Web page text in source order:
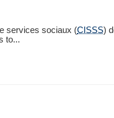
services sociaux (CISSS)
to...